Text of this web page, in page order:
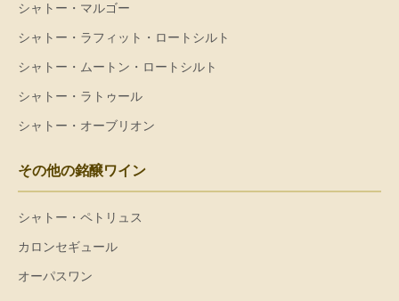
シャトー・マルゴー
シャトー・ラフィット・ロートシルト
シャトー・ムートン・ロートシルト
シャトー・ラトゥール
シャトー・オーブリオン
その他の銘醸ワイン
シャトー・ペトリュス
カロンセギュール
オーパスワン